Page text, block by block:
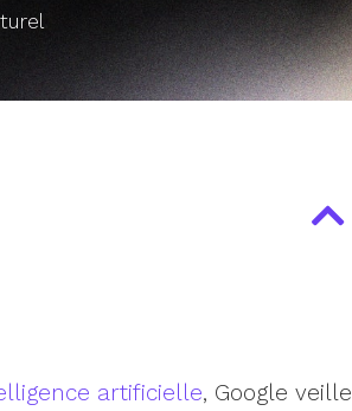
artificielle, Google veille